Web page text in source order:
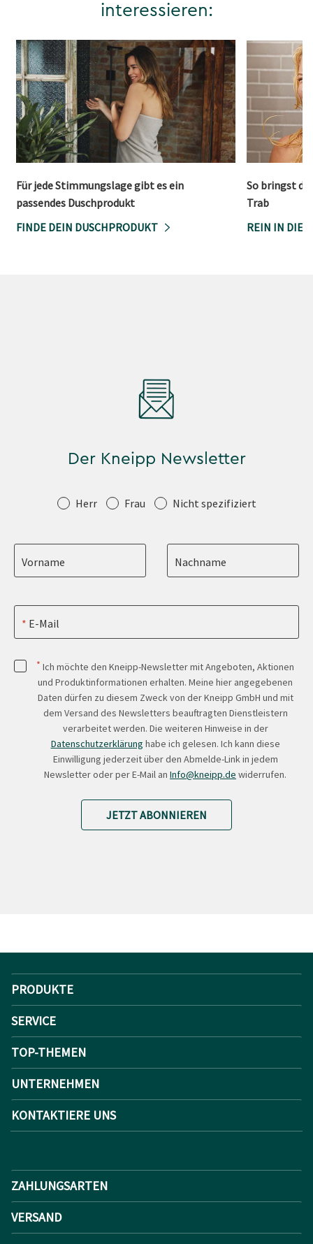
interessieren:
Für jede Stimmungslage gibt es ein
passendes Duschprodukt
FINDE DEIN DUSCHPRODUKT
So bringst
Trab
REIN IN DIE
Der Kneipp Newsletter
Anrede Herr Frau Nicht spezifiziert
Vorname Nachname
E-Mail
* Ich möchte den Kneipp-Newsletter mit Angeboten, Aktionen
und Produktinformationen erhalten. Meine hier angegebenen
Daten dürfen zu diesem Zweck von der Kneipp GmbH und mit
dem Versand des Newsletters beauftragten Dienstleistern
verarbeitet werden. Die weiteren Hinweise in der
Datenschutzerklärung habe ich gelesen. Ich kann diese
Einwilligung jederzeit über den Abmelde-Link in jedem
Newsletter oder per E-Mail an Info@kneipp.de widerrufen.
JETZT ABONNIEREN
PRODUKTE
SERVICE
TOP-THEMEN
UNTERNEHMEN
KONTAKTIERE UNS
ZAHLUNGSARTEN
VERSAND